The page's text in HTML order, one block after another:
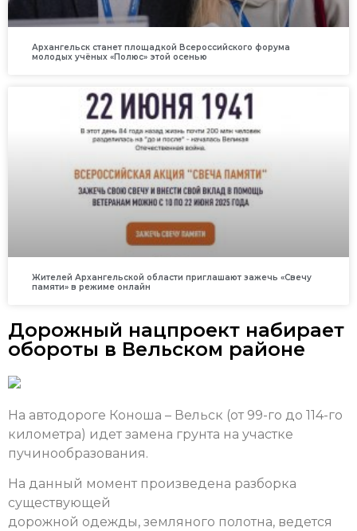
Архангельск станет площадкой Всероссийского форума
молодых учёных «Полюс» этой осенью
Жителей Архангельской области приглашают зажечь «Свечу
памяти» в режиме онлайн
Дорожный нацпроект набирает
обороты в Вельском районе
На автодороге Коноша – Вельск (от 99-го до 114-го
километра) идет замена грунта на участке
пучинообразования.
На данный момент произведена разборка
существующей
дорожной одежды, земляного полотна, ведется